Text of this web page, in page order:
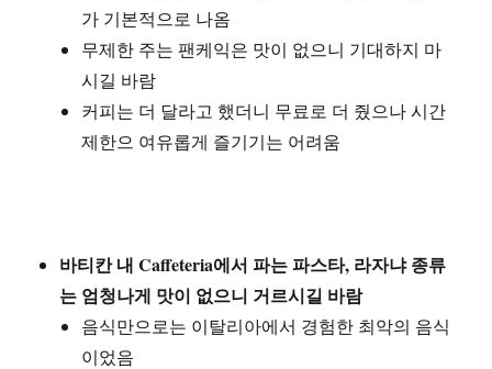
가 기본적으로 나옴
무제한 주는 팬케익은 맛이 없으니 기대하지 마
시길 바람
커피는 더 달라고 했더니 무료로 더 줬으나 시간
제한으 여유롭게 즐기기는 어려움
바티칸 내 Caffeteria에서 파는 파스타, 라자냐 종류
는 엄청나게 맛이 없으니 거르시길 바람
음식만으로는 이탈리아에서 경험한 최악의 음식
이었음